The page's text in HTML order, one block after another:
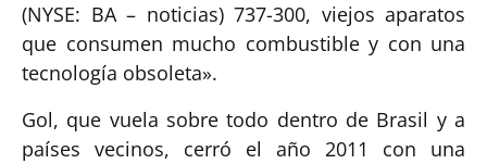
(NYSE: BA – noticias) 737-300, viejos aparatos
que consumen mucho combustible y con una
tecnología obsoleta».
Gol, que vuela sobre todo dentro de Brasil y a
países vecinos, cerró el año 2011 con una